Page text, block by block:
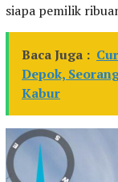
siapa pemilik
Baca Juga :
Depok,
Kabur